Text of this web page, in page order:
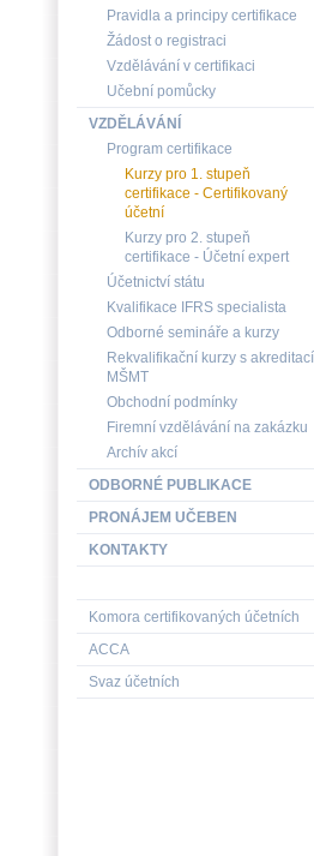
Pravidla a principy certifikace
Žádost o registraci
Vzdělávání v certifikaci
Učební pomůcky
VZDĚLÁVÁNÍ
Program certifikace
Kurzy pro 1. stupeň
certifikace - Certifikovaný
účetní
Kurzy pro 2. stupeň
certifikace - Účetní expert
Účetnictví státu
Kvalifikace IFRS specialista
Odborné semináře a kurzy
Rekvalifikační kurzy s akreditací
MŠMT
Obchodní podmínky
Firemní vzdělávání na zakázku
Archív akcí
ODBORNÉ PUBLIKACE
PRONÁJEM UČEBEN
KONTAKTY
Komora certifikovaných účetních
ACCA
Svaz účetních